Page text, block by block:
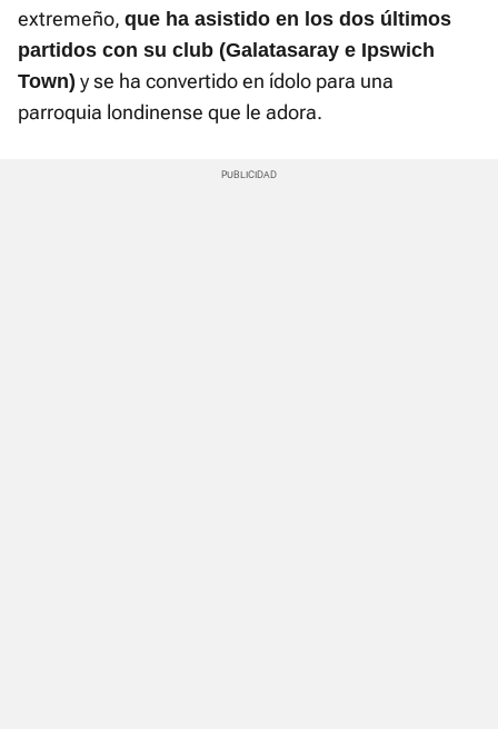
extremeño, que ha asistido en los dos últimos
partidos con su club (Galatasaray e Ipswich
Town) y se ha convertido en ídolo para una
parroquia londinense que le adora.